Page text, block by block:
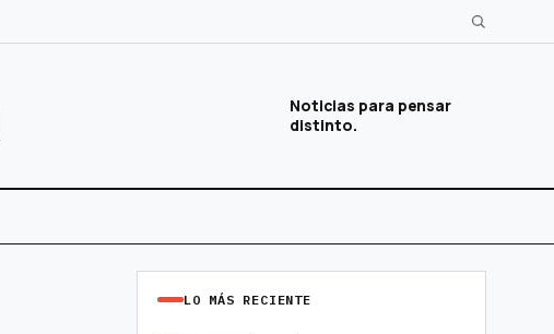
Noticias para pensar
distinto.
LO MÁS RECIENTE